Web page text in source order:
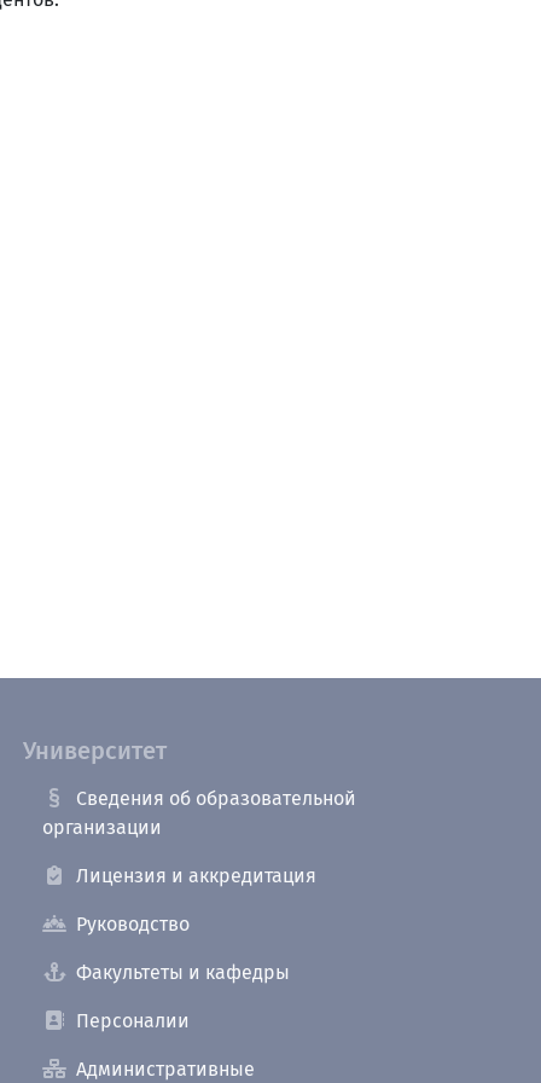
Университет
Сведения об образовательной
организации
Лицензия и аккредитация
Руководство
Факультеты и кафедры
Персоналии
Административные